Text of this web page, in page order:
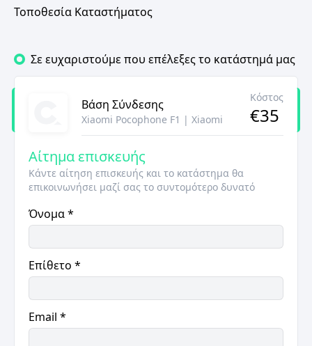
Τοποθεσία Καταστήματος
Σε ευχαριστούμε που επέλεξες το κατάστημά μας
Βάση Σύνδεσης
Xiaomi Pocophone F1 | Xiaomi
Κόστος
€35
Αίτημα επισκευής
Κάντε αίτηση επισκευής και το κατάστημα θα
επικοινωνήσει μαζί σας το συντομότερο δυνατό
Όνομα*
Επίθετο *
Email *